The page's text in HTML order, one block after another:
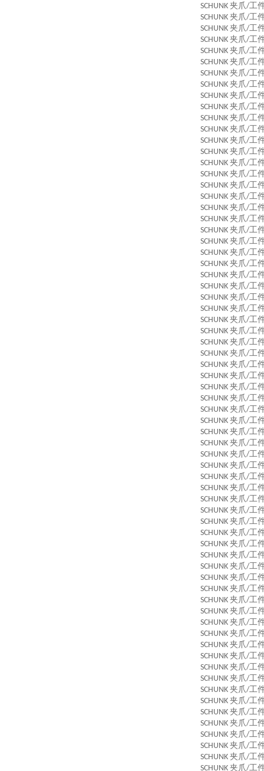
SCHUNK 夹爪/工
SCHUNK 夹爪/工
SCHUNK 夹爪/工
SCHUNK 夹爪/工
SCHUNK 夹爪/工
SCHUNK 夹爪/工
SCHUNK 夹爪/工
SCHUNK 夹爪/工
SCHUNK 夹爪/工
SCHUNK 夹爪/工
SCHUNK 夹爪/工
SCHUNK 夹爪/工
SCHUNK 夹爪/工
SCHUNK 夹爪/工
SCHUNK 夹爪/工
SCHUNK 夹爪/工
SCHUNK 夹爪/工
SCHUNK 夹爪/工
SCHUNK 夹爪/工
SCHUNK 夹爪/工
SCHUNK 夹爪/工
SCHUNK 夹爪/工
SCHUNK 夹爪/工
SCHUNK 夹爪/工
SCHUNK 夹爪/工
SCHUNK 夹爪/工
SCHUNK 夹爪/工
SCHUNK 夹爪/工
SCHUNK 夹爪/工
SCHUNK 夹爪/工
SCHUNK 夹爪/工
SCHUNK 夹爪/工
SCHUNK 夹爪/工
SCHUNK 夹爪/工
SCHUNK 夹爪/工
SCHUNK 夹爪/工
SCHUNK 夹爪/工
SCHUNK 夹爪/工
SCHUNK 夹爪/工
SCHUNK 夹爪/工
SCHUNK 夹爪/工
SCHUNK 夹爪/工
SCHUNK 夹爪/工
SCHUNK 夹爪/工
SCHUNK 夹爪/工
SCHUNK 夹爪/工
SCHUNK 夹爪/工
SCHUNK 夹爪/工
SCHUNK 夹爪/工
SCHUNK 夹爪/工
SCHUNK 夹爪/工
SCHUNK 夹爪/工
SCHUNK 夹爪/工
SCHUNK 夹爪/工
SCHUNK 夹爪/工
SCHUNK 夹爪/工
SCHUNK 夹爪/工
SCHUNK 夹爪/工
SCHUNK 夹爪/工
SCHUNK 夹爪/工
SCHUNK 夹爪/工
SCHUNK 夹爪/工
SCHUNK 夹爪/工
SCHUNK 夹爪/工
SCHUNK 夹爪/工
SCHUNK 夹爪/工
SCHUNK 夹爪/工
SCHUNK 夹爪/工
SCHUNK 夹爪/工